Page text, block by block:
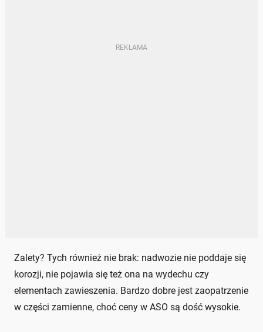
Zalety? Tych również nie brak: nadwozie nie poddaje się
korozji, nie pojawia się też ona na wydechu czy
elementach zawieszenia. Bardzo dobre jest zaopatrzenie
w części zamienne, choć ceny w ASO są dość wysokie.